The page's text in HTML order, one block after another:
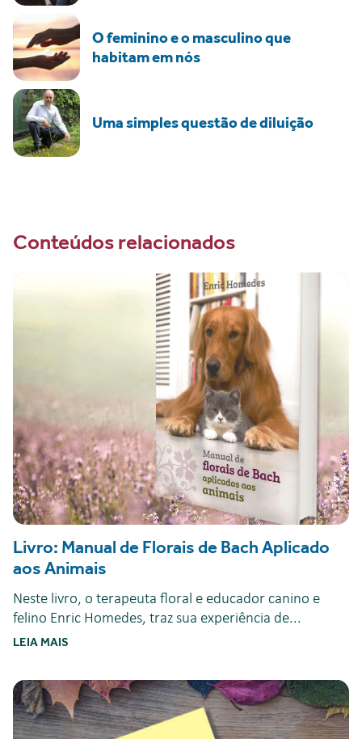
O feminino e o masculino que
habitam em nós
Uma simples questão de diluição
Conteúdos relacionados
Livro: Manual de Florais de Bach Aplicado
aos Animais
Neste livro, o terapeuta floral e educador canino e
felino Enric Homedes, traz sua experiência de...
LEIA MAIS